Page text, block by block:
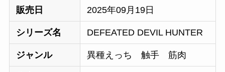
販売日 2025年09月19日
シリーズ名 DEFEATED DEVIL HUNTER
ジャンル 異種えっち 触手 筋肉